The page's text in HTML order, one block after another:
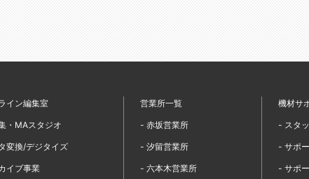
イン編集室
・MAスタジオ
変換/デジタイズ
イブ事業
営業所一覧
- 赤坂営業所
- 汐留営業所
- 六本木営業所
機材サ
- スタ
- サポ
- サポ